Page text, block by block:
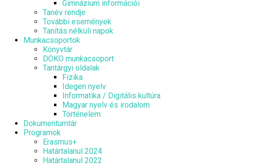
Gimnázium információi
Tanév rendje
További események
Tanítás nélküli napok
Munkacsoportok
Könyvtár
DÖKO munkacsoport
Tantárgyi oldalak
Fizika
Idegen nyelv
Informatika / Digitális kultúra
Magyar nyelv és irodalom
Történelem
Dokumentumtár
Programok
Erasmus+
Határtalanul 2024
Határtalanul 2022